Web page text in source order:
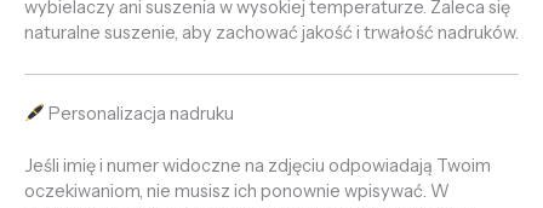
wybielaczy ani suszenia w wysokiej temperaturze. Zaleca się
naturalne suszenie, aby zachować jakość i trwałość nadruków.
Personalizacja nadruku
Jeśli imię i numer widoczne na zdjęciu odpowiadają Twoim
oczekiwaniom, nie musisz ich ponownie wpisywać. W